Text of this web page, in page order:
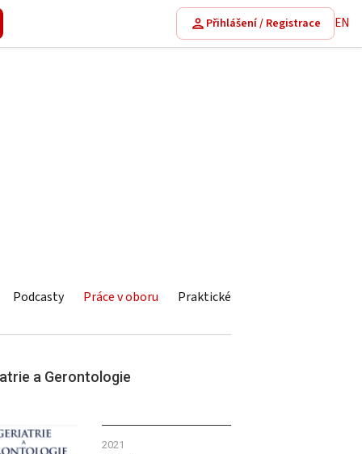
Přihlášení / Registrace EN
Podcasty Práce v oboru Praktické
a Gerontologie
2021